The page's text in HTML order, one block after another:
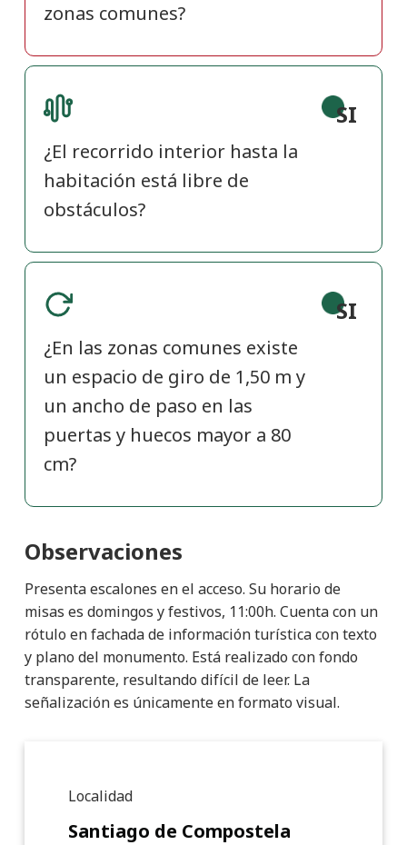
zonas comunes?
¿El recorrido interior hasta la
habitación está libre de
obstáculos?
SI
¿En las zonas comunes existe
un espacio de giro de 1,50 m y
un ancho de paso en las
puertas y huecos mayor a 80
cm?
SI
Observaciones
Presenta escalones en el acceso. Su horario de
misas es domingos y festivos, 11:00h. Cuenta con un
rótulo en fachada de información turística con texto
y plano del monumento. Está realizado con fondo
transparente, resultando difícil de leer. La
señalización es únicamente en formato visual.
Localidad
Santiago de Compostela